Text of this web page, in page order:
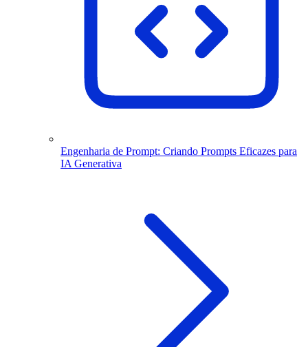
Engenharia de Prompt: Criando Prompts Eficazes para
IA Generativa